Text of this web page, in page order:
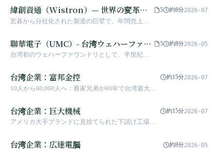
築き上げ、さらに奇美博物館を創設して社会に還
元しました。台湾企業が商業的成功と人文的配慮
を両立できることを証明しました。
緯創資通（Wistron）— 世界の変革を
牽引するEMSリーダー
宏碁から分社化された製造の巨擘で、年間売上高
世界第2位のEMS企業に躍り出た。iPhoneおよび
Dellパソコンの重要な製造パートナー
5 約8分2026-07
聯華電子（UMC）- 台湾ウェハーファウ
ンドリの開拓者
台湾初のウェハーファウンドリとして、半世紀に
歩みを見届け、推進してきました
5 約8分2026-05
台湾企業：富邦金控
10人から60,000人へ：蔡家兄弟が60年で台湾最大の
約15分2026-07
台湾企業：巨大機械
アメリカ大手ブランドに見捨てられた下請け工場か
へ
約15分2026-07
台湾企業：広達電脳 約8分2026-05